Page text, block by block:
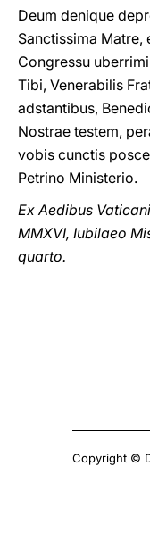
Deum denique
Sanctissima
Congressu
Tibi, Venerabilis
adstantibus,
Nostrae testem,
vobis cunctis
Petrino Ministerio.
Ex Aedibus
MMXVI, Iubilaeo
quarto.
Copyright ©